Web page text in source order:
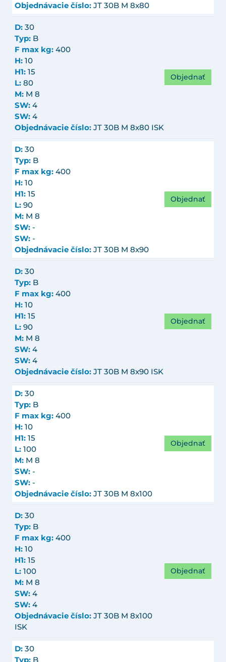
Objednávacie číslo: JT 30B M 8x80
D: 30
Typ: B
F max kg: 400
H: 10
H1: 15
L: 80
M: M 8
SW: 4
SW: 4
Objednávacie číslo: JT 30B M 8x80 ISK
Objednať
D: 30
Typ: B
F max kg: 400
H: 10
H1: 15
L: 90
M: M 8
SW: -
SW: -
Objednávacie číslo: JT 30B M 8x90
Objednať
D: 30
Typ: B
F max kg: 400
H: 10
H1: 15
L: 90
M: M 8
SW: 4
SW: 4
Objednávacie číslo: JT 30B M 8x90 ISK
Objednať
D: 30
Typ: B
F max kg: 400
H: 10
H1: 15
L: 100
M: M 8
SW: -
SW: -
Objednávacie číslo: JT 30B M 8x100
Objednať
D: 30
Typ: B
F max kg: 400
H: 10
H1: 15
L: 100
M: M 8
SW: 4
SW: 4
Objednávacie číslo: JT 30B M 8x100
ISK
Objednať
D: 30
Typ: B